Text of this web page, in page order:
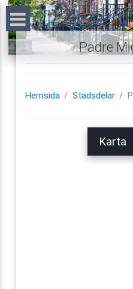
Padre
Hemsida Stadsdelar
Karta